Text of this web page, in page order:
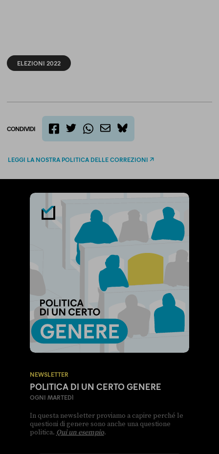
ELEZIONI 2022
CONDIVIDI
bluesky
LEGGI LA NOSTRA POLITICA DELLE CORREZIONI
NEWSLETTER
POLITICA DI UN CERTO GENERE
OGNI MARTEDÌ
In questa newsletter proviamo a capire perché le
questioni di genere sono anche una questione
politica. Qui un esempio.